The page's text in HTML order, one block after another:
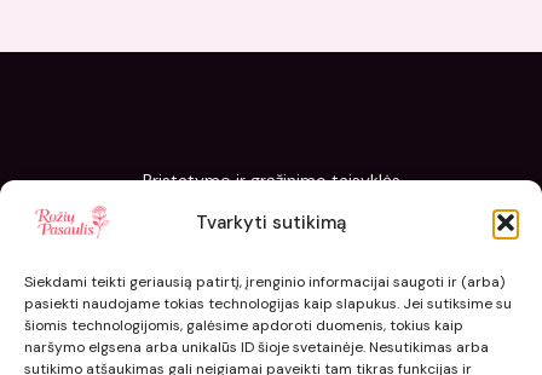
Tvarkyti sutikimą
Siekdami teikti geriausią patirtį, įrenginio informacijai saugoti ir (arba)
pasiekti naudojame tokias technologijas kaip slapukus. Jei sutiksime su
šiomis technologijomis, galėsime apdoroti duomenis, tokius kaip
naršymo elgsena arba unikalūs ID šioje svetainėje. Nesutikimas arba
sutikimo atšaukimas gali neigiamai paveikti tam tikras funkcijas ir
Pristatymo ir grąžinimo taisyklės
Slapukų politika